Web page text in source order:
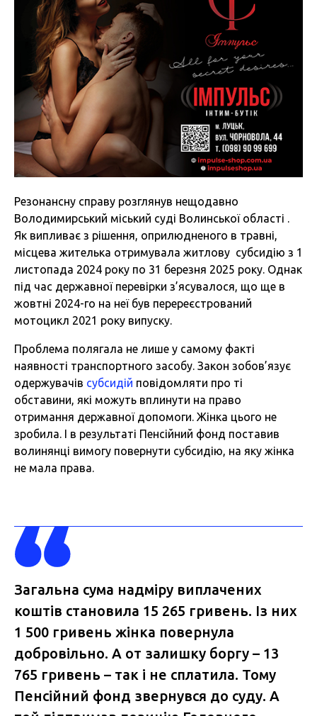
Резонансну справу розглянув нещодавно
Володимирський міський суді Волинської області .
Як випливає з рішення, оприлюдненого в травні,
місцева жителька отримувала житлову субсидію з 1
листопада 2024 року по 31 березня 2025 року. Однак
під час державної перевірки з’ясувалося, що ще в
жовтні 2024-го на неї був перереєстрований
мотоцикл 2021 року випуску.
Проблема полягала не лише у самому факті
наявності транспортного засобу. Закон зобов’язує
одержувачів субсидій повідомляти про ті
обставини, які можуть вплинути на право
отримання державної допомоги. Жінка цього не
зробила. І в результаті Пенсійний фонд поставив
волинянці вимогу повернути субсидію, на яку жінка
не мала права.
Загальна сума надміру виплачених
коштів становила 15 265 гривень. Із них
1 500 гривень жінка повернула
добровільно. А от залишку боргу – 13
765 гривень – так і не сплатила. Тому
Пенсійний фонд звернувся до суду. А